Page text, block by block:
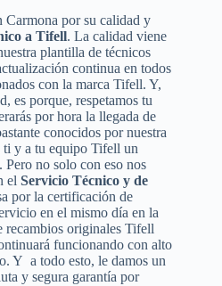
Carmona por su calidad y
a Tifell. La calidad viene
plantilla de técnicos
continua en todos
con la marca Tifell. Y,
es porque, respetamos tu
por hora la llegada de
conocidos por nuestra
y a tu equipo Tifell un
no solo con eso nos
el Servicio Técnico y de
por la certificación de
en el mismo día en la
recambios originales Tifell
funcionando con alto
Y a todo esto, le damos un
y segura garantía por